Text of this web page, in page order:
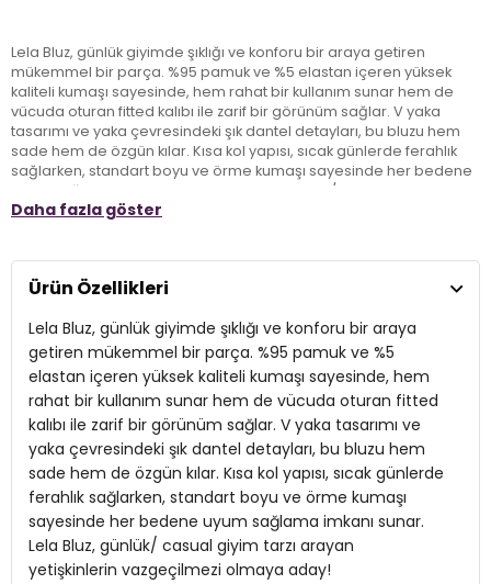
Lela Bluz, günlük giyimde şıklığı ve konforu bir araya getiren
mükemmel bir parça. %95 pamuk ve %5 elastan içeren yüksek
kaliteli kumaşı sayesinde, hem rahat bir kullanım sunar hem de
vücuda oturan fitted kalıbı ile zarif bir görünüm sağlar. V yaka
tasarımı ve yaka çevresindeki şık dantel detayları, bu bluzu hem
sade hem de özgün kılar. Kısa kol yapısı, sıcak günlerde ferahlık
sağlarken, standart boyu ve örme kumaşı sayesinde her bedene
uyum sağlama imkanı sunar. Lela Bluz, günlük/ casual giyim tarzı
arayan yetişkinlerin vazgeçilmezi olmaya aday!
Model:
Materyal:%95 Pamuk %5 Elastan
Yaka Tipi: V Yaka
Kol Tipi:Kısa Kol
Kumaş Tipi:Örme
Boy: Standart
Kalıp Bilgisi:Fitted/Vücuda Oturan
Daha fazla göster
Ürün Özellikleri
Lela Bluz, günlük giyimde şıklığı ve konforu bir araya
getiren mükemmel bir parça. %95 pamuk ve %5
elastan içeren yüksek kaliteli kumaşı sayesinde, hem
rahat bir kullanım sunar hem de vücuda oturan fitted
kalıbı ile zarif bir görünüm sağlar. V yaka tasarımı ve
yaka çevresindeki şık dantel detayları, bu bluzu hem
sade hem de özgün kılar. Kısa kol yapısı, sıcak günlerde
ferahlık sağlarken, standart boyu ve örme kumaşı
sayesinde her bedene uyum sağlama imkanı sunar.
Lela Bluz, günlük/ casual giyim tarzı arayan
yetişkinlerin vazgeçilmezi olmaya aday!